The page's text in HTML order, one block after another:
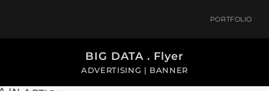
PORTFOLIO
BIG DATA . Flyer
ADVERTISING | BANNER